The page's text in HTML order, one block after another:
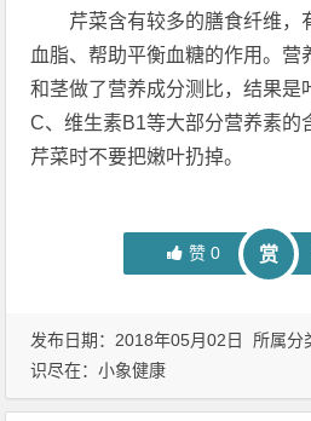
芹菜含有较多的膳食纤维，
血脂、帮助平衡血糖的作用。营
和茎做了营养成分测比，结果是
C、维生素B1等大部分营养素的
芹菜时不要把嫩叶扔掉。
赞 0 赏
发布日期：2018年05月02日 所属分
识尽在：小象健康